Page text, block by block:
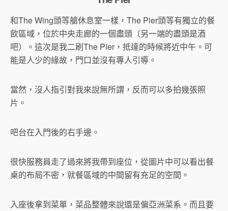
和The Wing頭等艙休息室一樣，The Pier頭等有獨立的餐
飲區域，位於中央走廊的一個盡頭（另一端的盡頭是酒
吧）。這次是我二刷The Pier，抵達的時候將近中午。可
能是人少的緣故，門口並沒有專人引導。
當然，沒人指引對我來說無所謂，反而可以多拍幾張照
片。
吧台在入門後的右手邊。
很快服務員走了過來將我帶到座位，從圖片中可以看出餐
桌的布局不密，就餐區域的中間留有充足的空間。
入座後拿到菜單，菜品整體來說還是偏亞洲菜系。而且要